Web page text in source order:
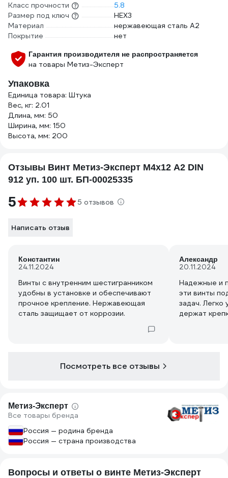
Класс прочности
5.8
Размер под ключ
HEX3
Материал
нержавеющая сталь А2
Покрытие
нет
Гарантия производителя не распространяется
на товары Метиз-Эксперт
Упаковка
Единица товара: Штука
Вес, кг: 2.01
Длина, мм: 50
Ширина, мм: 150
Высота, мм: 200
Отзывы Винт Метиз-Эксперт М4х12 А2 DIN
912 уп. 100 шт. БП-00025335
5 5 отзывов
Написать отзыв
Константин
24.11.2024
Винты с внутренним шестигранником
удобны в установке и обеспечивают
прочное крепление. Нержавеющая
сталь защищает от коррозии.
Александр
20.11.2024
Надежные и
эти винты
задач. Легко
держат
Посмотреть все отзывы
Метиз-Эксперт
Все товары бренда
Россия — родина бренда
Россия — страна производства
Вопросы и ответы о винте Метиз-Эксперт